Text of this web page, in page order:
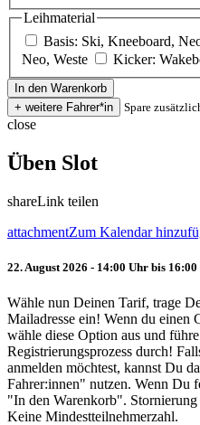
Leihmaterial
Basis: Ski, Kneeboard,
Neo, Weste
Kicker:
Spare
close
Üben Slot
shareLink teilen
attachmentZum Kalendar
22. August 2026 - 14:00 Uhr bis
Wähle nun Deinen Tarif, trage
Mailadresse ein! Wenn du einen
wähle diese Option aus und
Registrierungsprozess durch!
anmelden möchtest, kannst Du
Fahrer:innen" nutzen. Wenn Du
"In den Warenkorb".
Keine Mindestteilnehmerzahl.